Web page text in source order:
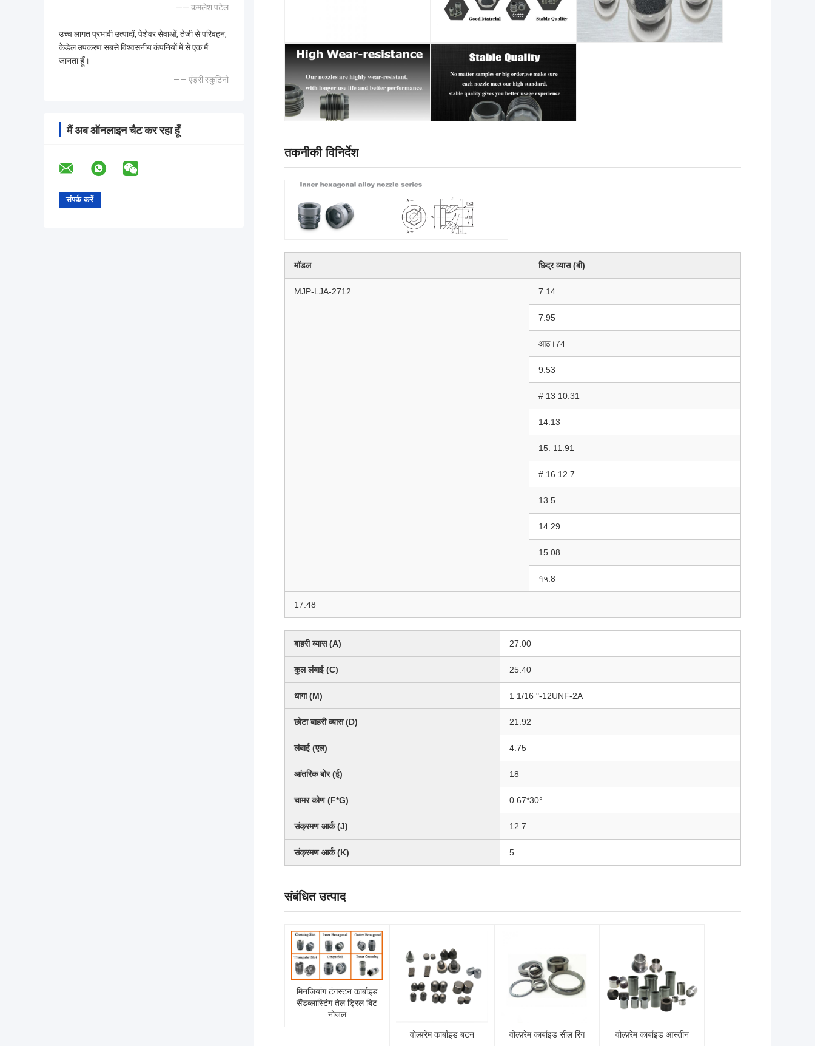
—— कमलेश पटेल
उच्च लागत प्रभावी उत्पादों, पेशेवर सेवाओं, तेजी से परिवहन,
केडेल उपकरण सबसे विश्वसनीय कंपनियों में से एक मैं
जानता हूँ।
—— एंड्री स्कुटिनो
मैं अब ऑनलाइन चैट कर रहा हूँ
तकनीकी विनिर्देश
मॉडल छिद्र व्यास (बी)
MJP-LJA-2712 7.14
7.95
आठ।74
9.53
# 13 10.31
14.13
15. 11.91
# 16 12.7
13.5
14.29
15.08
१५.8
17.48
बाहरी व्यास (A) 27.00
कुल लंबाई (C) 25.40
धागा (M) 1 1/16 "-12UNF-2A
छोटा बाहरी व्यास (D) 21.92
लंबाई (एल) 4.75
आंतरिक बोर (ई) 18
चामर कोण (F*G) 0.67*30°
संक्रमण आर्क (J) 12.7
संक्रमण आर्क (K) 5
संबंधित उत्पाद
मिनजियांग टंगस्टन कार्बाइड
सैंडब्लास्टिंग तेल ड्रिल बिट
नोजल
वोल्फ़्रेम कार्बाइड बटन वोल्फ़्रेम कार्बाइड सील रिंग वोल्फ़्रेम कार्बाइड आस्तीन